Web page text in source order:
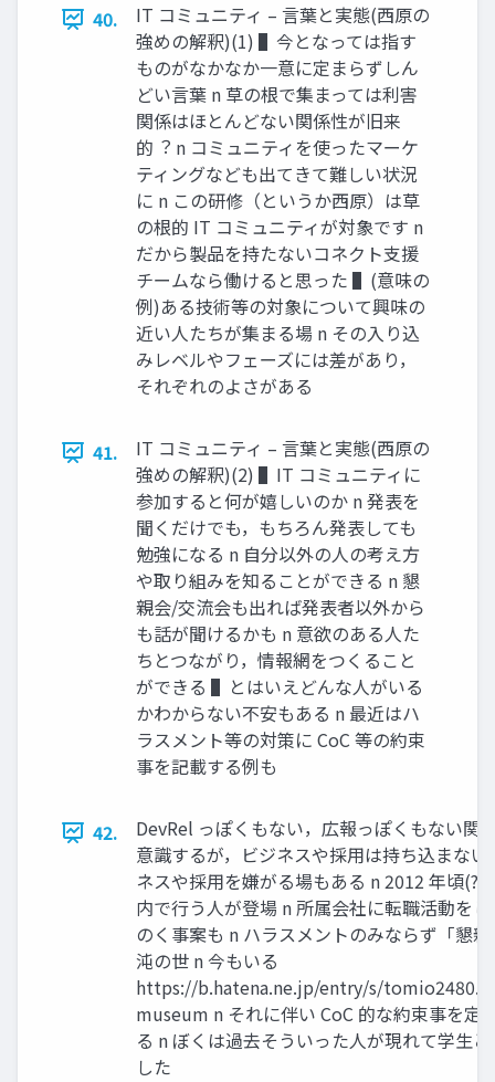
40.
IT コミュニティ – ⾔葉と実態(⻄原の
強めの解釈)(1) ▌今となっては指す
ものがなかなか⼀意に定まらずしん
どい⾔葉 n 草の根で集まっては利害
関係はほとんどない関係性が旧来
的︖ n コミュニティを使ったマーケ
ティングなども出てきて難しい状況
に n この研修（というか⻄原）は草
の根的 IT コミュニティが対象です n
だから製品を持たないコネクト⽀援
チームなら働けると思った ▌(意味の
例)ある技術等の対象について興味の
近い⼈たちが集まる場 n その⼊り込
みレベルやフェーズには差があり，
それぞれのよさがある
41.
IT コミュニティ – ⾔葉と実態(⻄原の
強めの解釈)(2) ▌IT コミュニティに
参加すると何が嬉しいのか n 発表を
聞くだけでも，もちろん発表しても
勉強になる n ⾃分以外の⼈の考え⽅
や取り組みを知ることができる n 懇
親会/交流会も出れば発表者以外から
も話が聞けるかも n 意欲のある⼈た
ちとつながり，情報網をつくること
ができる ▌とはいえどんな⼈がいる
かわからない不安もある n 最近はハ
ラスメント等の対策に CoC 等の約束
事を記載する例も
42.
DevRel っぽくもない，広報っぽくもない
意識するが，ビジネスや採⽤は持ち込まな
ネスや採⽤を嫌がる場もある n 2012 年頃
内で⾏う⼈が登場 n 所属会社に転職活動を
のく事案も n ハラスメントのみならず「懇
沌の世 n 今もいる
https://b.hatena.ne.jp/entry/s/
museum n それに伴い CoC 的な約束事を定
る n ぼくは過去そういった⼈が現れて学⽣
した